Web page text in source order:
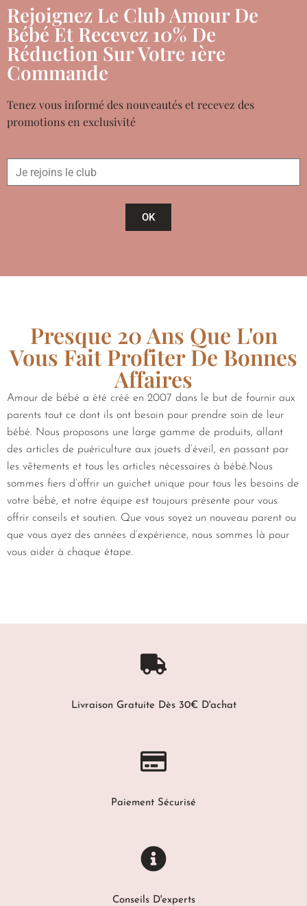
Rejoignez Le Club Amour De
Bébé Et Recevez 10% De
Réduction Sur Votre 1ère
Commande
Tenez vous informé des nouveautés et recevez des
promotions en exclusivité
OK
Presque 20 Ans Que L'on
Vous Fait Profiter De Bonnes
Affaires
Amour de bébé a été créé en 2007 dans le but de fournir aux
parents tout ce dont ils ont besoin pour prendre soin de leur
bébé. Nous proposons une large gamme de produits, allant
des articles de puériculture aux jouets d’éveil, en passant par
les vêtements et tous les articles nécessaires à bébé.Nous
sommes fiers d’offrir un guichet unique pour tous les besoins de
votre bébé, et notre équipe est toujours présente pour vous
offrir conseils et soutien. Que vous soyez un nouveau parent ou
que vous ayez des années d’expérience, nous sommes là pour
vous aider à chaque étape.
Livraison Gratuite Dès 30€ D'achat
Paiement Sécurisé
Conseils D'experts